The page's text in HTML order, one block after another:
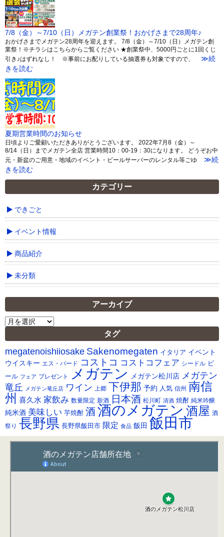
7/8（金）～7/10（日）メガテン創業祭！おかげさまで28周年♪
おかげさまでメガテン28周年を迎えます。 7/8（金）～7/10（日）メガテン創
業祭！※チラシはこちらからご覧ください ★創業祭中、5000円ごとに1回くじ
引き♪はずれなし！ ※事前にお配りしている抽選券も対象ですので、
≫続
きを読む
夏期営業時間のお知らせ
日頃よりご愛顧いただきありがとうございます。 2022年7月8（金）～
8/14（日）までメガテン全店 営業時間10：00-19：30になります。 どうぞお中
元・新盆のご用意・地域のイベント・ビールサーバーのレンタル等ごゆ
≫続
きを読む
カテゴリー
できごと
イベント情報
商品紹介
未分類
アーカイブ
ア
カ
イ
ブ
タグ
megatenoishiiosake Sakenomegaten イタリア イベント
ウイスキー エス・バード コストコ コストコフェア シードル ビ
ール フェア プレゼント メガテン メガテン松川店 メガテン
竜丘
メガテン竜丘店 ワイン 上郷 下伊那 予約 人気 信州 南信
州 喜久水 家飲み 数量限定 新酒 日本酒 松川町 清酒 焼酎 純米吟醸
純米酒 美味しい 芋焼酎 酒酒のメガテン 酒屋 酒
祭り 長野県 長野県飯田市 限定 食品 飯田 飯田市